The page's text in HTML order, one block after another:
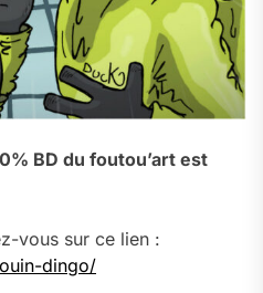
BD du foutou’art est
vous sur ce lien :
dingo/